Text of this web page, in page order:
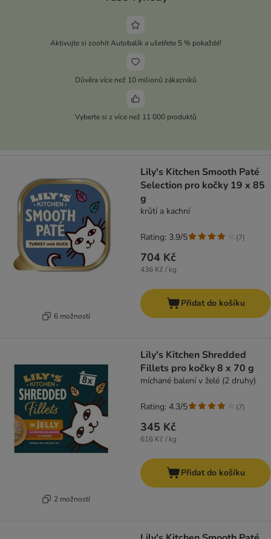
Aktivujte si zoohit Autobalík a ušetřete 5 % pokaždé!
Důvěra více než 10 milionů zákazníků
Vyberte si z více než 11 000 produktů
6 možností
Lily's Kitchen Smooth Paté
Selection pro kočky 19 x 85
g
krůtí a kachní
704 Kč
436 Kč / kg
Rating: 3.9/5 (7)
Přidat do košíku
2 možností
Lily's Kitchen Shredded
Fillets pro kočky 8 x 70 g
míchané balení v želé (2 druhy)
345 Kč
616 Kč / kg
Rating: 4.3/5 (7)
Přidat do košíku